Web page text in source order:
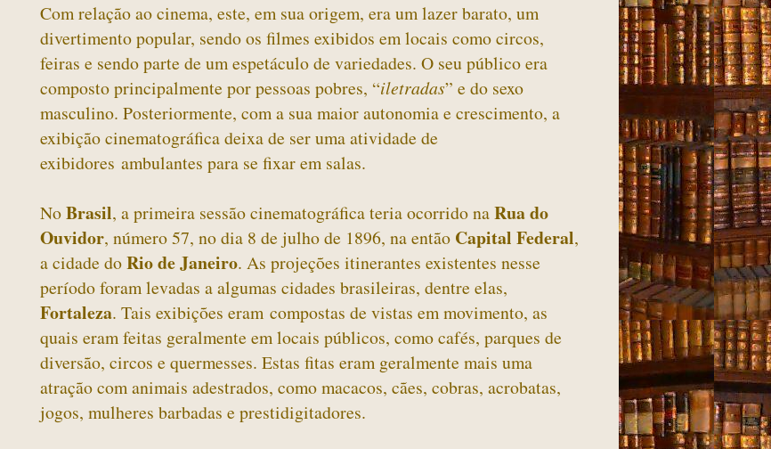
Com relação ao cinema, este, em sua origem, era um lazer barato, um
divertimento popular, sendo os filmes exibidos em locais como circos,
feiras e sendo parte de um espetáculo de variedades. O seu público era
composto principalmente por pessoas pobres, “iletradas” e do sexo
masculino. Posteriormente, com a sua maior autonomia e crescimento, a
exibição cinematográfica deixa de ser uma atividade de
exibidores ambulantes para se fixar em salas.
NoBrasil, a primeira sessão cinematográfica teria ocorrido naRua do
Ouvidor, número 57, no dia 8 de julho de 1896, na então Capital Federal,
a cidade doRio de Janeiro. As projeções itinerantes existentes nesse
período foram levadas a algumas cidades brasileiras, dentre elas,
Fortaleza. Tais exibições eram compostas de vistas em movimento, as
quais eram feitas geralmente em locais públicos, como cafés, parques de
diversão, circos e quermesses. Estas fitas eram geralmente mais uma
atração com animais adestrados, como macacos, cães, cobras, acrobatas,
jogos, mulheres barbadas e prestidigitadores.